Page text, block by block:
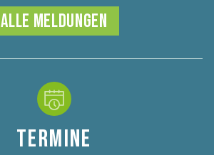
ALLE MELDUNGEN
TERMINE